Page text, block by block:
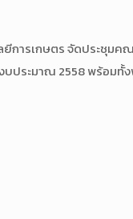
ยีการเกษตร จัดประชุมค
บประมาณ 2558 พร้อมทั้